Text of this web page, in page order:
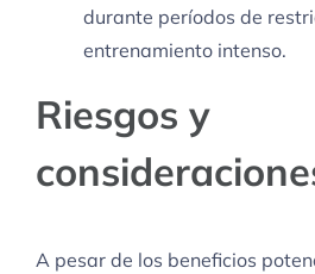
durante períodos de
entrenamiento intenso.
Riesgos y
A pesar de los beneficios